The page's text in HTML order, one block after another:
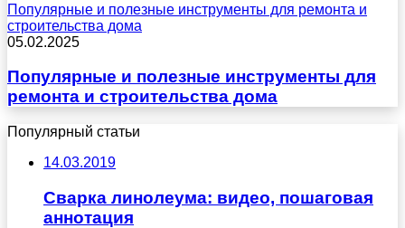
Популярные и полезные инструменты для ремонта и
строительства дома
05.02.2025
Популярные и полезные инструменты для
ремонта и строительства дома
Популярный статьи
14.03.2019
Сварка линолеума: видео, пошаговая
аннотация